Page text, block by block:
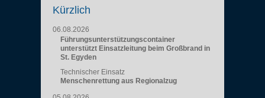
Kürzlich
06.08.2026
Führungsunterstützungscontainer
unterstützt Einsatzleitung beim Großbrand in
St. Egyden
Technischer Einsatz
Menschenrettung aus Regionalzug